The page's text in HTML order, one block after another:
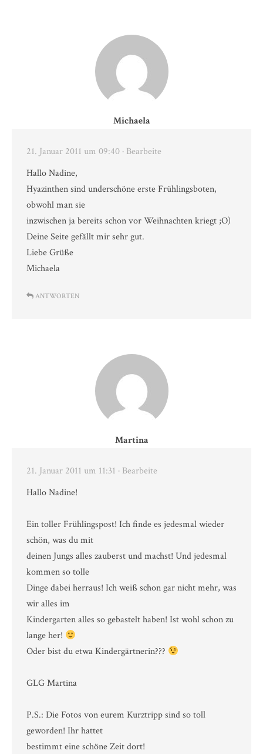
Michaela
21. Januar 2011 um 09:40 · Bearbeite
Hallo Nadine,
Hyazinthen sind underschöne erste Frühlingsboten,
obwohl man sie
inzwischen ja bereits schon vor Weihnachten kriegt ;O)
Deine Seite gefällt mir sehr gut.
Liebe Grüße
Michaela
ANTWORTEN
Martina
21. Januar 2011 um 11:31 · Bearbeite
Hallo Nadine!
Ein toller Frühlingspost! Ich finde es jedesmal wieder
schön, was du mit
deinen Jungs alles zauberst und machst! Und jedesmal
kommen so tolle
Dinge dabei herraus! Ich weiß schon gar nicht mehr, was
wir alles im
Kindergarten alles so gebastelt haben! Ist wohl schon zu
lange her!
Oder bist du etwa Kindergärtnerin???
GLG Martina
P.S.: Die Fotos von eurem Kurztripp sind so toll
geworden! Ihr hattet
bestimmt eine schöne Zeit dort!